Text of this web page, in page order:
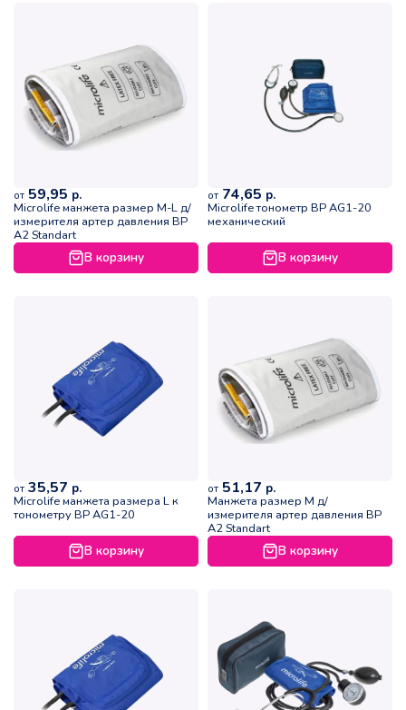
от 59,95 р.
Microlife манжета размер M-L д/
измерителя артер давления ВР
А2 Standart
В корзину
от 74,65 р.
Microlife тонометр BP AG1-20
механический
В корзину
от 35,57 р.
Microlife манжета размера L к
тонометру BP AG1-20
В корзину
от 51,17 р.
Манжета размер M д/
измерителя артер давления ВР
А2 Standart
В корзину